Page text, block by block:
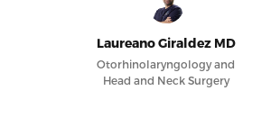
Laureano Giraldez MD
Otorhinolaryngology and
Head and Neck Surgery